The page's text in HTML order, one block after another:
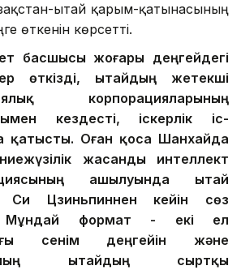
Қытай қарым-қатынасының
өткенін көрсетті.
басшысы жоғары деңгейдегі
өткізді, Қытайдың жетекші
корпорацияларының
кездесті, іскерлік іс-
қатысты. Оған қоса Шанхайда
жасанды интеллект
ашылуында Қытай
Си Цзиньпиннен кейін сөз
Мұндай формат - екі ел
сенім деңгейін және
Қытайдың сыртқы